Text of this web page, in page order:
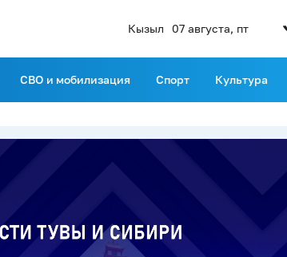
Кызыл 07 августа, пт
СВО и мобилизация Спорт Культура